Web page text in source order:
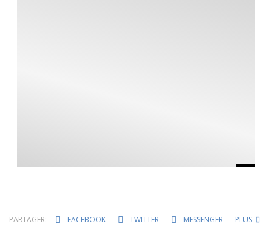
PARTAGER: FACEBOOK TWITTER MESSENGER PLUS